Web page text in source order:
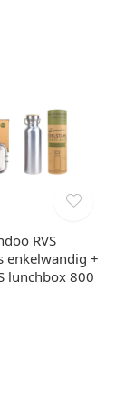
RVS
enkelwandig +
lunchbox 800